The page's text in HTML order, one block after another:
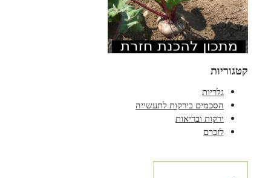
קטגוריות
גלריות
הסכמים בירקות לתעשייה
ירקות ובריאות
לזכרם